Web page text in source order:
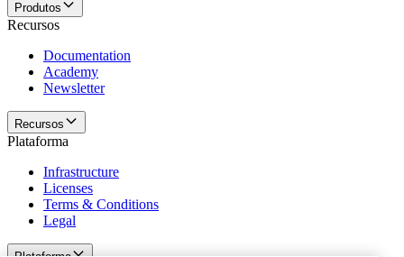
Produtos
Recursos
Documentation
Academy
Newsletter
Recursos
Plataforma
Infrastructure
Licenses
Terms & Conditions
Legal